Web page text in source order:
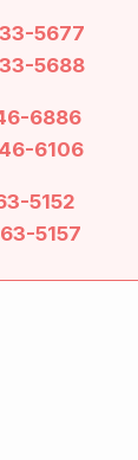
5677
5688
6886
6106
5152
5157